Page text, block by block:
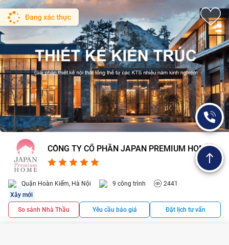
CÔNG TY CỔ PHẦN JAPAN PREMIUM HOME
Quận Hoàn Kiếm, Hà Nội 9 công trình
2441
Xây mới
So sánh Nhà Thầu Yêu cầu báo giá Đặt lịch tư vấn